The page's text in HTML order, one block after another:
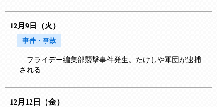
12月9日（火）
事件・事故
フライデー編集部襲撃事件発生。たけしや軍団が逮捕
される
12月12日（金）